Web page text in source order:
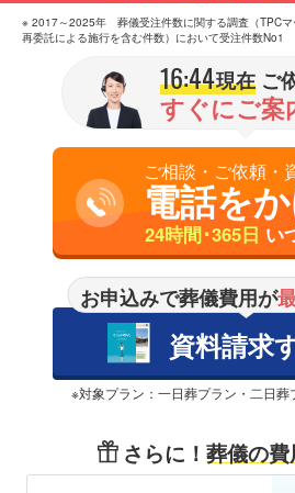
※ 2017～2025年 葬儀受注件数に関する調査（TPCマ
再委託による施行を含む件数）において受注件数No1
16:44現在ご
すぐにご案
ご相談・ご依頼・
電話を
24時間･365日 い
お申込みで葬儀費用が
資料請求
※対象プラン：一日葬プラン・二日葬
さらに！葬儀の